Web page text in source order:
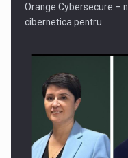
Orange Cybersecure –
cibernetica pentru…